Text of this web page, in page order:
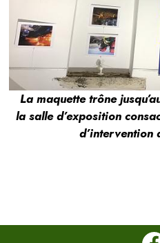
La maquette trône
la salle d’exposition
d’intervention